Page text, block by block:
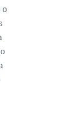
o